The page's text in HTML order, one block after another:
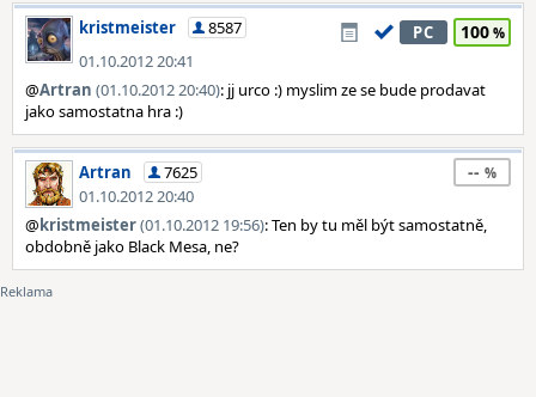
kristmeister
8587
01.10.2012 20:41
PC 100
@Artran (01.10.2012 20:40): jj urco :) myslim ze se bude prodavat
jako samostatna hra :)
Artran
7625
01.10.2012 20:40
--
@kristmeister(01.10.2012 19:56): Ten by tu měl být samostatně,
obdobně jako Black Mesa, ne?